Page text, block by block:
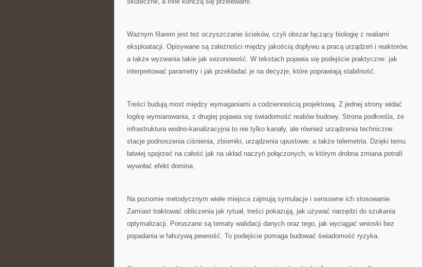
Ważnym filarem jest też oczyszczanie ścieków, czyli obszar łączący biologię z realiami
eksploatacji. Opisywane są zależności między jakością dopływu a pracą urządzeń i reaktorów,
a także wyzwania takie jak sezonowość. W tekstach pojawia się podejście praktyczne: jak
interpretować parametry i jak przekładać je na decyzje, które poprawiają stabilność.
Treści budują most między wymaganiami a codziennością projektową. Z jednej strony widać
logikę wymiarowania, z drugiej pojawia się świadomość realiów budowy. Strona podkreśla, że
infrastruktura wodno-kanalizacyjna to nie tylko kanały, ale również urządzenia techniczne:
stacje podnoszenia ciśnienia, zbiorniki, urządzenia upustowe, a także telemetria. Dzięki temu
łatwiej spojrzeć na całość jak na układ naczyń połączonych, w którym drobna zmiana potrafi
wywołać efekt domina.
Na poziomie metodycznym wiele miejsca zajmują symulacje i sensowne ich stosowanie.
Zamiast traktować obliczenia jak rytuał, treści pokazują, jak używać narzędzi do szukania
optymalizacji. Poruszane są tematy walidacji danych oraz tego, jak wyciągać wnioski bez
popadania w fałszywą pewność. To podejście pomaga budować świadomość ryzyka.